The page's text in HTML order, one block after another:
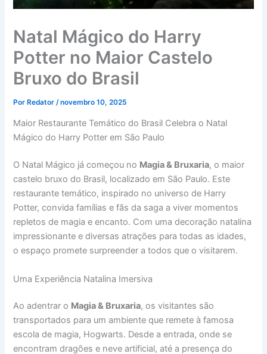
Natal Mágico do Harry
Potter no Maior Castelo
Bruxo do Brasil
PorRedator /novembro 10, 2025
Maior Restaurante Temático do Brasil Celebra o Natal
Mágico do Harry Potter em São Paulo
O Natal Mágico já começou no Magia & Bruxaria, o maior
castelo bruxo do Brasil, localizado em São Paulo. Este
restaurante temático, inspirado no universo de Harry
Potter, convida famílias e fãs da saga a viver momentos
repletos de magia e encanto. Com uma decoração natalina
impressionante e diversas atrações para todas as idades,
o espaço promete surpreender a todos que o visitarem.
Uma Experiência Natalina Imersiva
Ao adentrar o Magia & Bruxaria, os visitantes são
transportados para um ambiente que remete à famosa
escola de magia, Hogwarts. Desde a entrada, onde se
encontram dragões e neve artificial, até a presença do